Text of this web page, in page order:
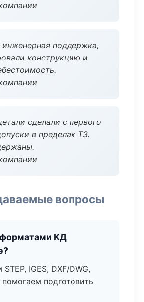
инженерная поддержка,
конструкцию и
сделали с первого
в пределах ТЗ.
вопросы
КД
IGES, DXF/DWG,
помогаем подготовить